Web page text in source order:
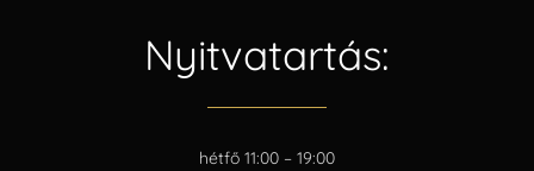
Nyitvatartás:
hétfő 11:00 – 19:00